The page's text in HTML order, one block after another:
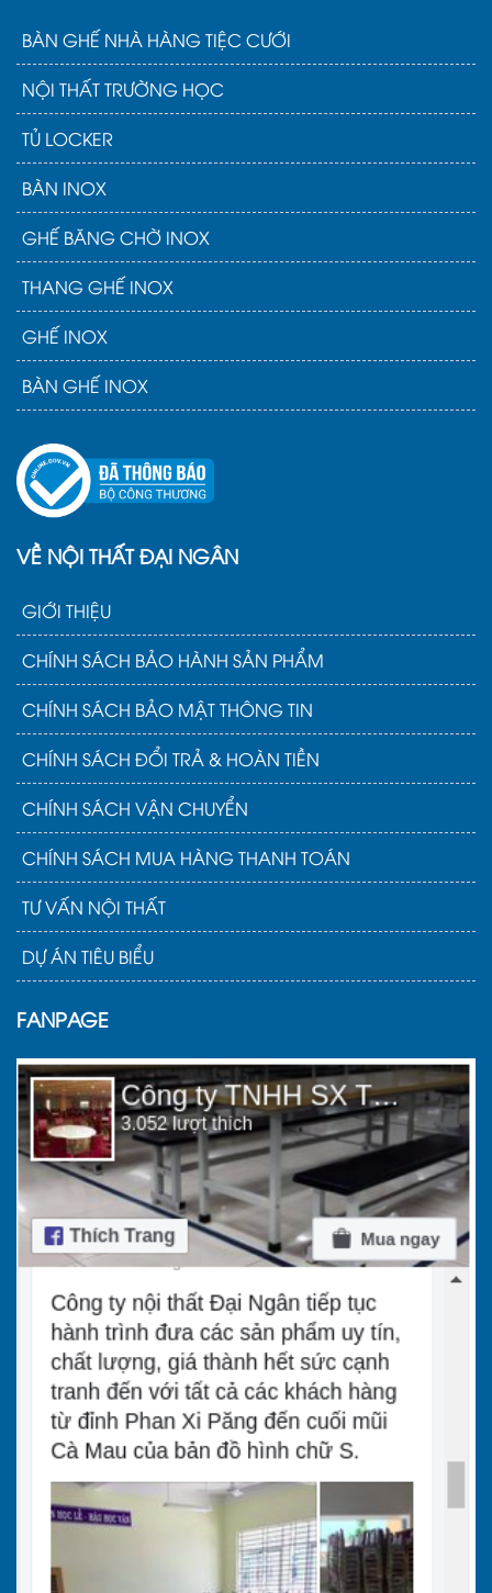
BÀN GHẾ NHÀ HÀNG TIỆC CƯỚI
NỘI THẤT TRƯỜNG HỌC
TỦ LOCKER
BÀN INOX
GHẾ BĂNG CHỜ INOX
THANG GHẾ INOX
GHẾ INOX
BÀN GHẾ INOX
VỀ NỘI THẤT ĐẠI NGÂN
GIỚI THIỆU
CHÍNH SÁCH BẢO HÀNH SẢN PHẨM
CHÍNH SÁCH BẢO MẬT THÔNG TIN
CHÍNH SÁCH ĐỔI TRẢ & HOÀN TIỀN
CHÍNH SÁCH VẬN CHUYỂN
CHÍNH SÁCH MUA HÀNG THANH TOÁN
TƯ VẤN NỘI THẤT
DỰ ÁN TIÊU BIỂU
FANPAGE